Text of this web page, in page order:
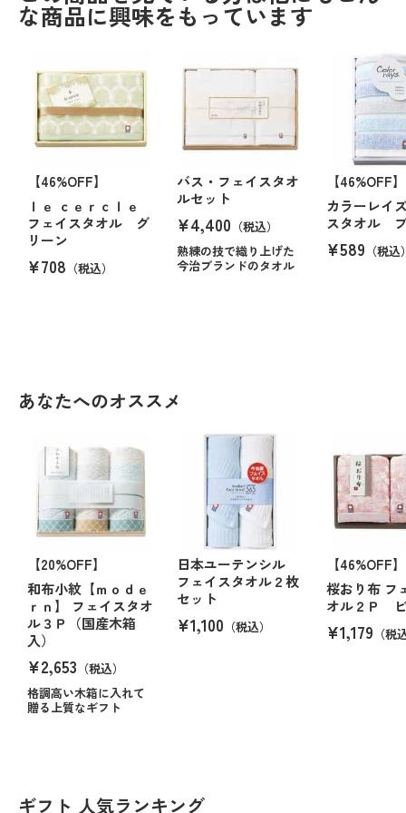
な商品に興味をもっています
【46%OFF】
ｌｅ ｃｅｒｃｌｅ
フェイスタオル グ
リーン
¥708 （税込）
バス・フェイスタオ
ルセット
¥4,400 （税込）
熟練の技で織り上げた
今治ブランドのタオル
【46%OFF】
カラーレイ
スタオル
¥589 （税込
あなたへのオススメ
【20%OFF】
和布小紋【ｍｏｄｅ
ｒｎ】 フェイスタオ
ル３Ｐ（国産木箱
入）
¥2,653 （税込）
格調高い木箱に入れて
贈る上質なギフト
日本ユーテンシル
フェイスタオル２枚
セット
¥1,100 （税込）
【46%OFF】
桜おり布 フ
オル２Ｐ
¥1,179 （税
ギフト 人気ランキング